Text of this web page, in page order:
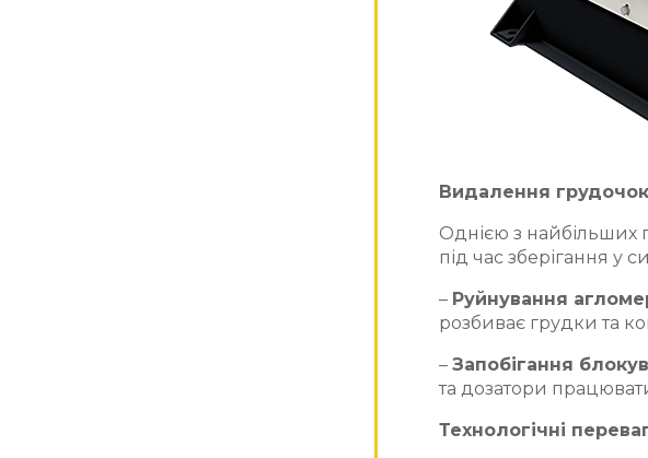
Видалення
Однією з найбільших
під час зберігання у
– Руйнування
розбиває грудки та
– Запобігання
та дозатори
Технологічні